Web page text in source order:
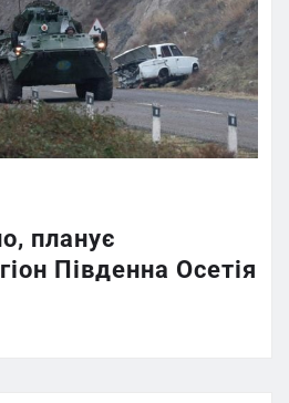
планує
Південна Осетія